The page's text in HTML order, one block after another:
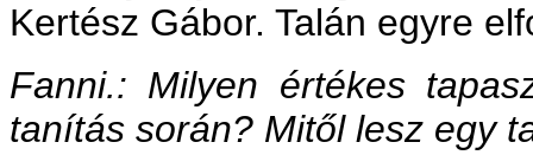
Kertész Gábor. Talán egyre
Fanni.: Milyen értékes
tanítás során? Mitől lesz egy